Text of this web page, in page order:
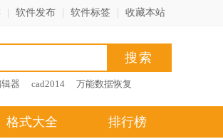
软件发布 软件标签 收藏本站
器 cad2014 万能数据恢复
格式大全 排行榜